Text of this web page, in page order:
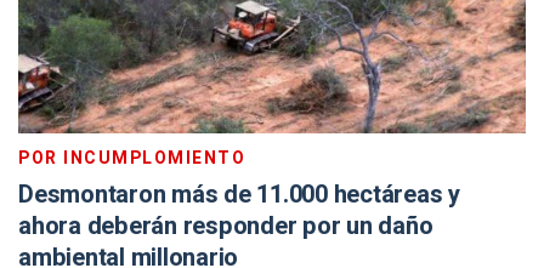
POR INCUMPLOMIENTO
Desmontaron más de 11.000 hectáreas y
ahora deberán responder por un daño
ambiental millonario